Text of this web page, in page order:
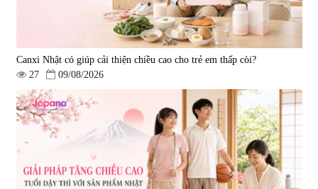
Canxi Nhật có giúp cải thiện chiều cao cho trẻ em thấp còi?
27
09/08/2026